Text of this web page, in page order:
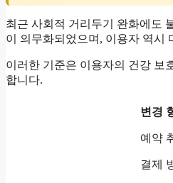
최근 사회적 거리두기 완화에도
이 의무화되었으며, 이용자 역시
이러한 기준은 이용자의 건강 보
합니다.
변경
예약
결제